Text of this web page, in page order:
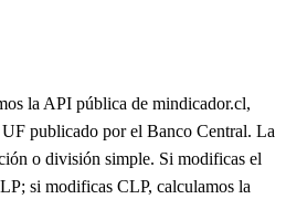
la API pública de mindicador.cl,
publicado por el Banco Central. La
o división simple. Si modificas el
si modificas CLP, calculamos la